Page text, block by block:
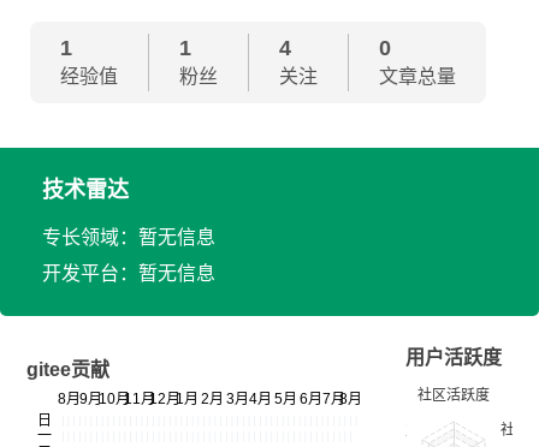
1
经验值
1
粉丝
4
关注
0
文章总量
技术雷达
专长领域：暂无信息
开发平台：暂无信息
gitee贡献
用户活跃度